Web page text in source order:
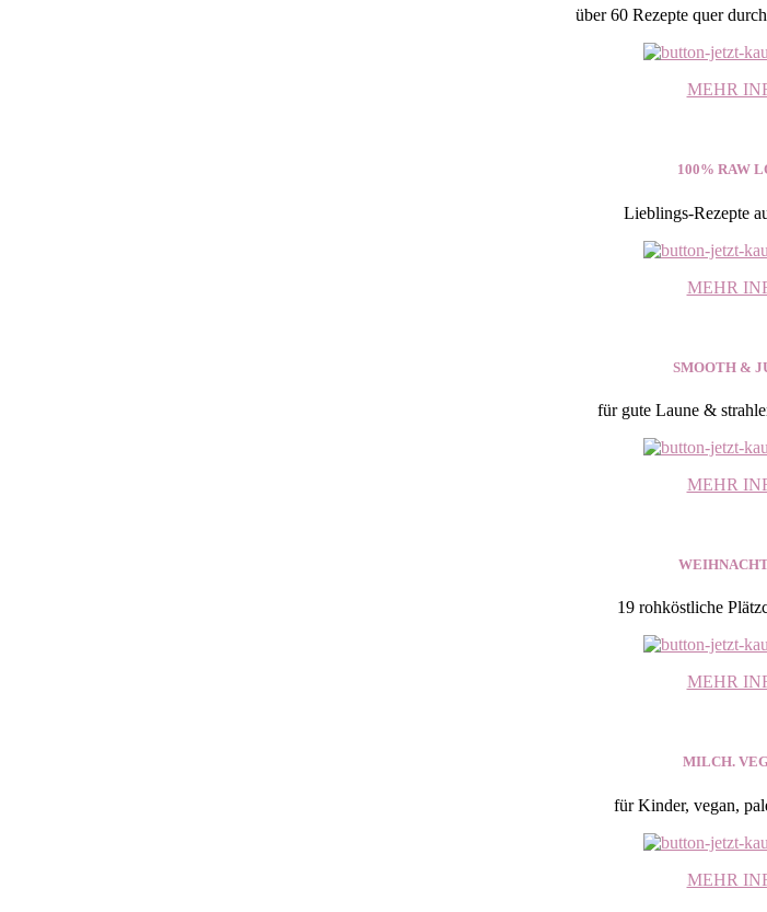
über 60 Rezepte quer
MEHR
100% RAW
Lieblings-Rezepte
MEHR
SMOOTH &
für gute Laune &
MEHR
19 rohköstliche
MEHR
MILCH.
für Kinder, vegan,
MEHR